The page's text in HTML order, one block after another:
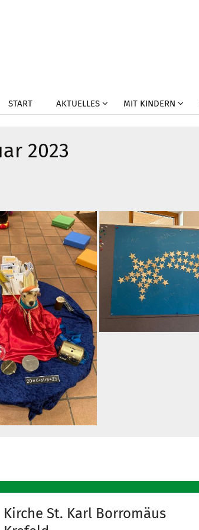
START AKTUELLES MIT KINDERN
2023
Kirche St. Karl Borromäus